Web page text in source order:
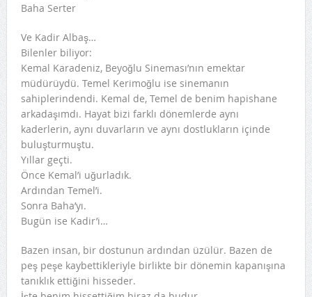
Baha Serter
Ve Kadir Albaş…
Bilenler biliyor:
Kemal Karadeniz, Beyoğlu Sineması’nın emektar
müdürüydü. Temel Kerimoğlu ise sinemanın
sahiplerindendi. Kemal de, Temel de benim hapishane
arkadaşımdı. Hayat bizi farklı dönemlerde aynı
kaderlerin, aynı duvarların ve aynı dostlukların içinde
buluşturmuştu.
Yıllar geçti.
Önce Kemal’i uğurladık.
Ardından Temel’i.
Sonra Baha’yı.
Bugün ise Kadir’i…
Bazen insan, bir dostunun ardından üzülür. Bazen de
peş peşe kaybettikleriyle birlikte bir dönemin kapanışına
tanıklık ettiğini hisseder.